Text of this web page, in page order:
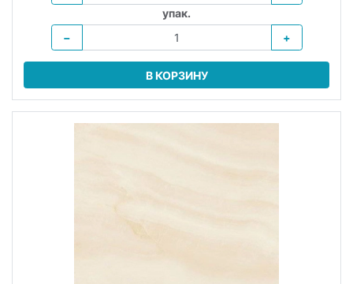
упак.
−
+
В КОРЗИНУ